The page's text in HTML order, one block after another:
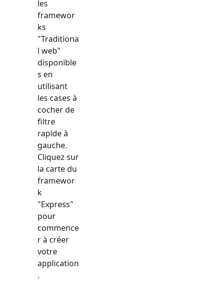
les
framewor
ks
"Traditiona
l web"
disponible
s en
utilisant
les cases à
cocher de
filtre
rapide à
gauche.
Cliquez sur
la carte du
framewor
k
"Express"
pour
commence
r à créer
votre
application
.